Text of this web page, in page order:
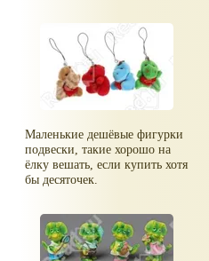
Маленькие дешёвые фигурки
подвески, такие хорошо на
ёлку вешать, если купить хотя
бы десяточек.